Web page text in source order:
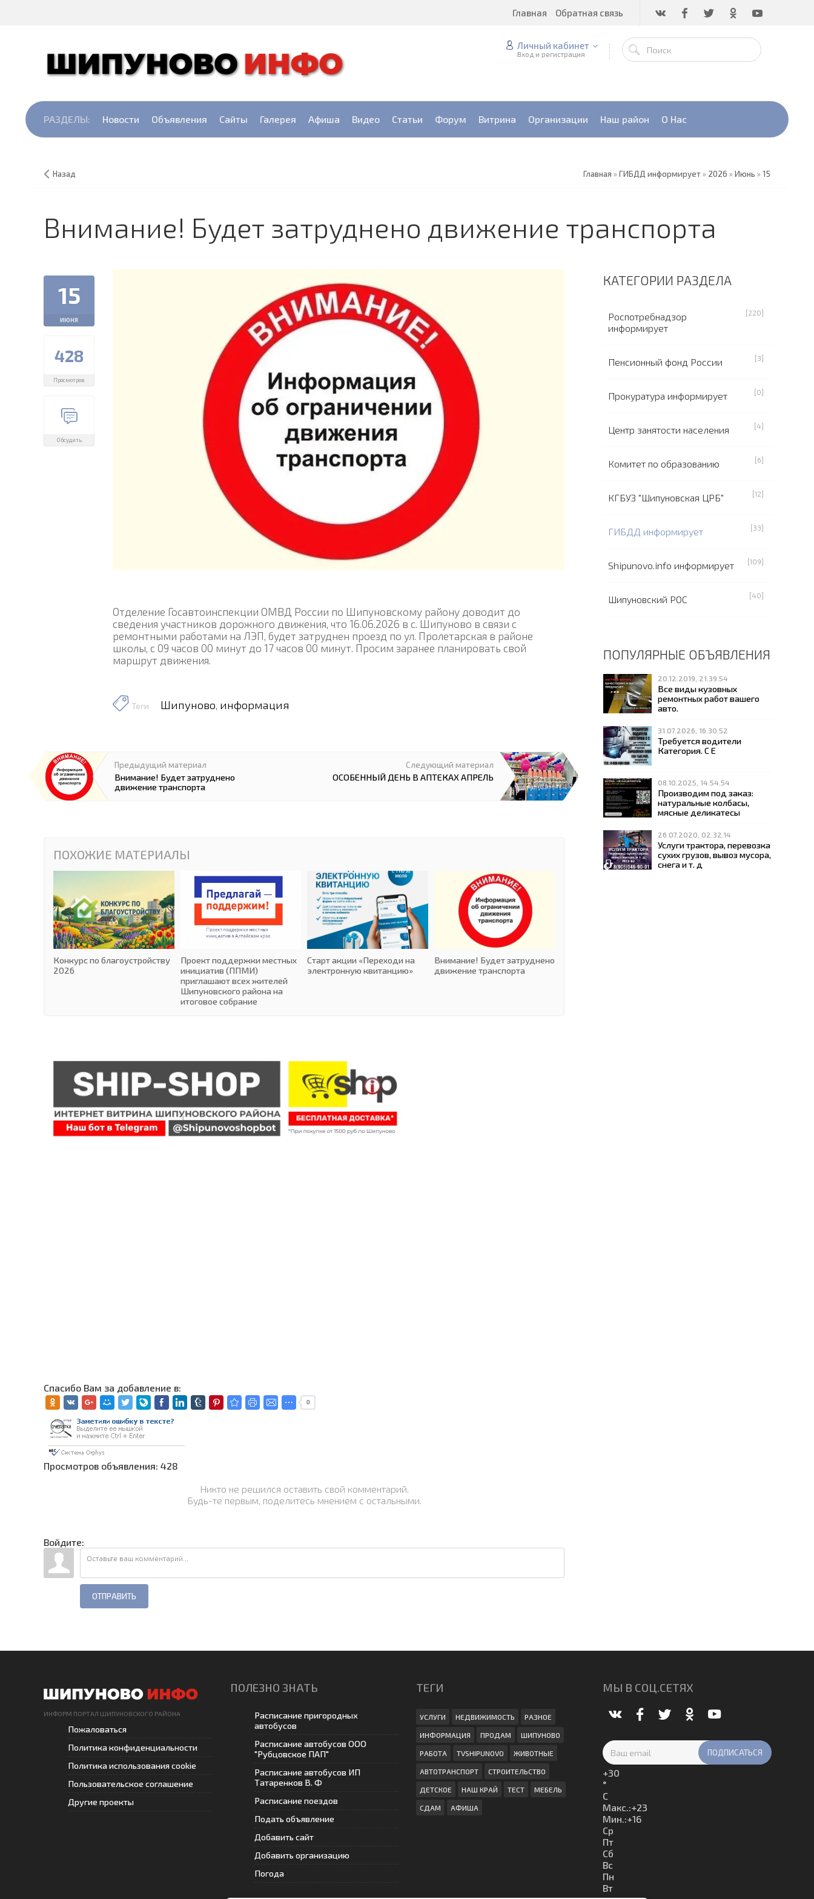
Главная Обратная связь
Личный кабинет
Вход и регистрация
РАЗДЕЛЫ: Новости Объявления Сайты Галерея Афиша Видео Статьи Форум Витрина Организации Наш район О Нас
Назад Главная »ГИБДД информирует» 2026 »Июнь »15
Внимание! Будет затруднено движение транспорта
15
ИЮНЯ
428
Просмотров
Обсудить
Отделение Госавтоинспекции ОМВД России по Шипуновскому району доводит до
сведения участников дорожного движения, что 16.06.2026 в с. Шипуново в связи с
ремонтными работами на ЛЭП, будет затруднен проезд по ул. Пролетарская в районе
школы, с 09 часов 00 минут до 17 часов 00 минут. Просим заранее планировать свой
маршрут движения.
Теги Шипуново информация
Предыдущий материал
Внимание! Будет затруднено
движение транспорта
Следующий материал
ОСОБЕННЫЙ ДЕНЬ В АПТЕКАХ АПРЕЛЬ
ПОХОЖИЕ МАТЕРИАЛЫ
Конкурс по благоустройству
2026
Проект поддержки местных
инициатив (ППМИ)
приглашают всех жителей
Шипуновского района на
итоговое собрание
Старт акции «Переходи на
электронную квитанцию»
Внимание! Будет затруднено
движение транспорта
Cпасибо Вам за добавление в:
0
Просмотров объявления: 428
Никто не решился оставить свой комментарий.
Будь-те первым, поделитесь мнением с остальными.
Войдите:
ОТПРАВИТЬ
КАТЕГОРИИ РАЗДЕЛА
Роспотребнадзор
информирует
[220]
Пенсионный фонд России [3]
Прокуратура информирует [0]
Центр занятости населения [4]
Комитет по образованию [6]
КГБУЗ "Шипуновская ЦРБ" [12]
ГИБДД информирует [33]
Shipunovo.info информирует [109]
Шипуновский РОС [40]
ПОПУЛЯРНЫЕ ОБЪЯВЛЕНИЯ
20.12.2019, 21.39.54
Все виды кузовных
ремонтных работ вашего
авто.
31.07.2026, 16.30.52
Требуется водители
Категория. С Е
08.10.2025, 14.54.54
Производим под заказ:
натуральные колбасы,
мясные деликатесы
26.07.2020, 02.32.14
Услуги трактора, перевозка
сухих грузов, вывоз мусора,
снега и т. д
ИНФОРМ ПОРТАЛ ШИПУНОВСКОГО РАЙОНА
Пожаловаться
Политика конфиденциальности
Политика использования cookie
Пользовательское соглашение
Другие проекты
ПОЛЕЗНО ЗНАТЬ
Расписание пригородных
автобусов
Расписание автобусов ООО
"Рубцовское ПАП"
Расписание автобусов ИП
Татаренков В. Ф
Расписание поездов
Подать объявление
Добавить сайт
Добавить организацию
Погода
ТЕГИ
УСЛУГИ НЕДВИЖИМОСТЬ РАЗНОЕ
ИНФОРМАЦИЯ ПРОДАМ ШИПУНОВО
РАБОТА TVSHIPUNOVO ЖИВОТНЫЕ
АВТОТРАНСПОРТ СТРОИТЕЛЬСТВО
ДЕТСКОЕ НАШ КРАЙ ТЕСТ МЕБЕЛЬ
СДАМ АФИША
МЫ В СОЦ.СЕТЯХ
+30
°
C
Макс.:+23
Мин.:+16
Ср
Пт
Сб
Вс
Пн
Вт